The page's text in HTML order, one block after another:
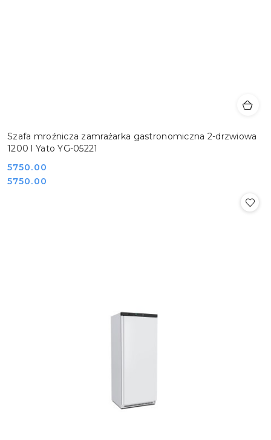
Szafa mroźnicza zamrażarka gastronomiczna 2-drzwiowa
1200 l Yato YG-05221
Cena:
5750.00
Cena:
5750.00